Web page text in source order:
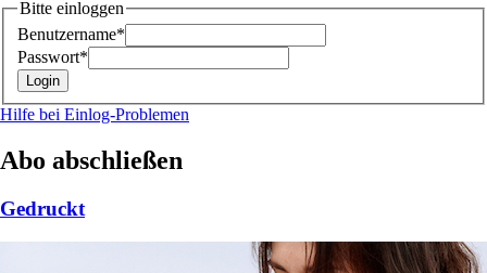
Bitte einloggen
Benutzername*
Passwort*
Hilfe bei Einlog-Problemen
Abo abschließen
Gedruckt